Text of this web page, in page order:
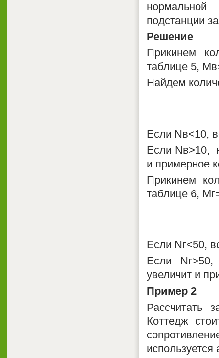
нормальной
подстанции
Решение
Прикинем
таблице 5,
Найдем
Если Nв<10,
Если Nв>10,
и примерное
Прикинем
таблице 6,
Если Nг<50,
Если
увеличит и
Пример 2
Рассчитать
Коттедж